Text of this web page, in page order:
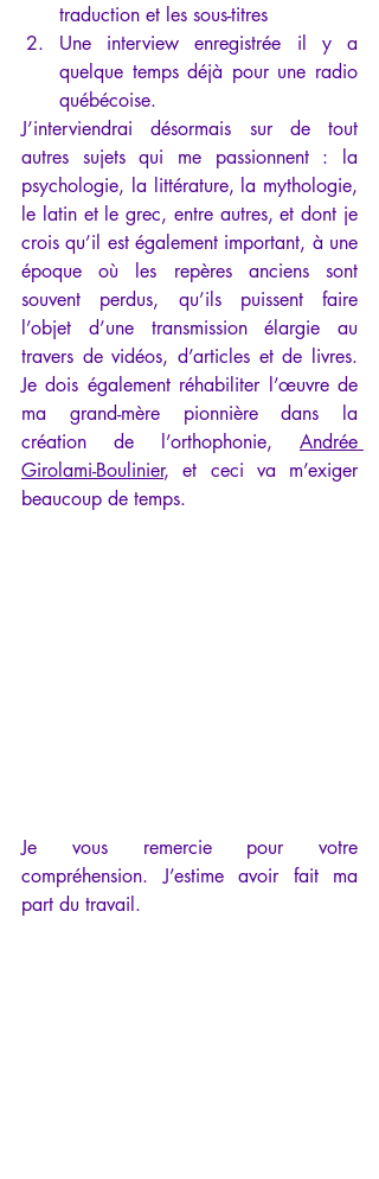
traduction et les sous-titres
Une interview enregistrée il y a
quelque temps déjà pour une radio
québécoise.
J’interviendrai désormais sur de tout
autres sujets qui me passionnent : la
psychologie, la littérature, la mythologie,
le latin et le grec, entre autres, et dont je
crois qu’il est également important, à une
époque où les repères anciens sont
souvent perdus, qu’ils puissent faire
l’objet d’une transmission élargie au
travers de vidéos, d’articles et de livres.
Je dois également réhabiliter l’œuvre de
ma grand-mère pionnière dans la
création de l’orthophonie, Andrée
Girolami-Boulinier, et ceci va m’exiger
beaucoup de temps.
Je vous remercie pour votre
compréhension. J’estime avoir fait ma
part du travail.